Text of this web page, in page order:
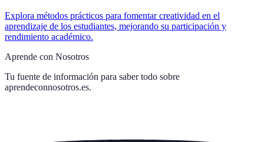
Explora métodos prácticos para fomentar creatividad en el
aprendizaje de los estudiantes, mejorando su participación y
rendimiento académico.
Aprende con Nosotros
Tu fuente de información para saber todo sobre
aprendeconnosotros.es.